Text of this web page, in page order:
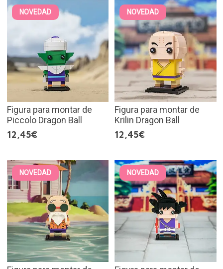
NOVEDAD
Figura para montar de
Piccolo Dragon Ball
12,45€
NOVEDAD
Figura para montar de
Krilin Dragon Ball
12,45€
NOVEDAD NOVEDAD